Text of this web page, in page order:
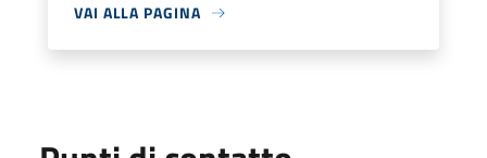
VAI ALLA PAGINA